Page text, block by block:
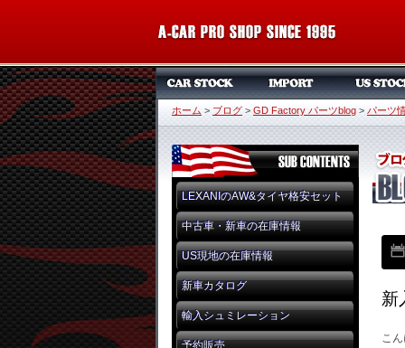
ホーム > ブログ > GD Factory パーツblog > パーツ
LEXANIのAW&タイヤ格安セット
中古車・新車の在庫情報
US現地の在庫情報
新車カタログ
輸入シュミレーション
予約販売
新
こ